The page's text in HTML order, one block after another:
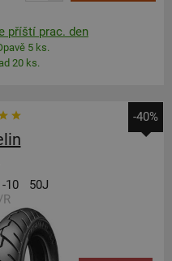
příští prac. den
5 ks.
20 ks.
-40%
-10
50J